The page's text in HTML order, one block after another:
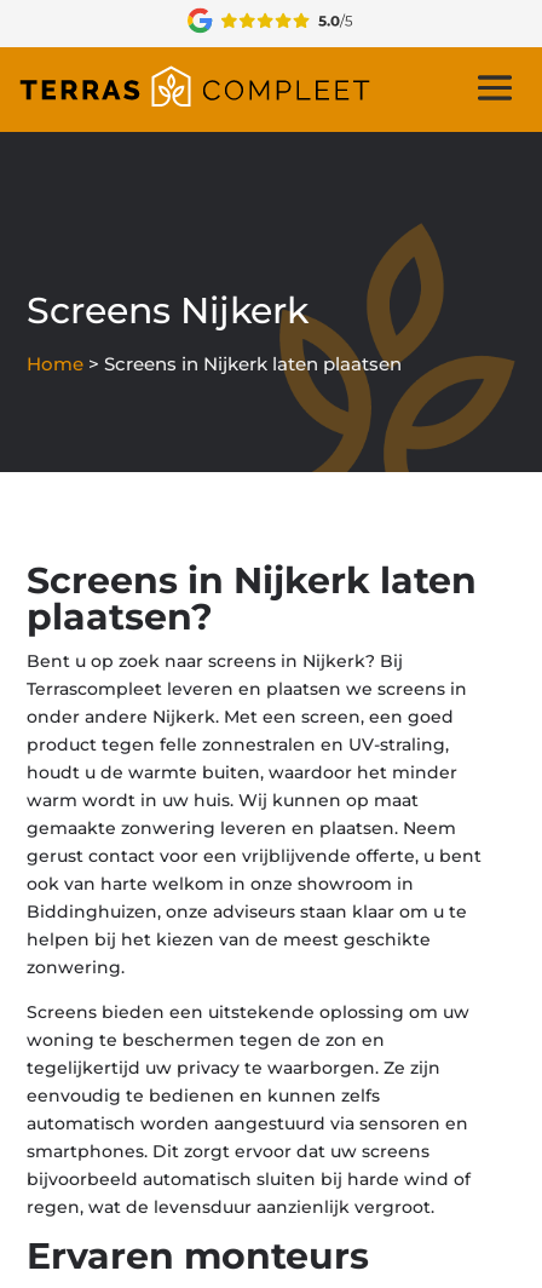
Screens Nijkerk
Home >Screens in Nijkerk laten plaatsen
Screens in Nijkerk laten
plaatsen?
Bent u op zoek naar screens in Nijkerk? Bij
Terrascompleet leveren en plaatsen we screens in
onder andere Nijkerk. Met een screen, een goed
product tegen felle zonnestralen en UV-straling,
houdt u de warmte buiten, waardoor het minder
warm wordt in uw huis. Wij kunnen op maat
gemaakte zonwering leveren en plaatsen. Neem
gerust contact voor een vrijblijvende offerte, u bent
ook van harte welkom in onze showroom in
Biddinghuizen, onze adviseurs staan klaar om u te
helpen bij het kiezen van de meest geschikte
zonwering.
Screens bieden een uitstekende oplossing om uw
woning te beschermen tegen de zon en
tegelijkertijd uw privacy te waarborgen. Ze zijn
eenvoudig te bedienen en kunnen zelfs
automatisch worden aangestuurd via sensoren en
smartphones. Dit zorgt ervoor dat uw screens
bijvoorbeeld automatisch sluiten bij harde wind of
regen, wat de levensduur aanzienlijk vergroot.
Ervaren monteurs